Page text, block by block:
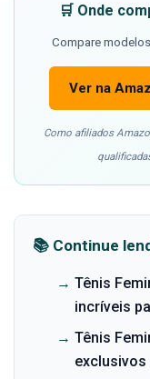
🛒 Onde
Compare
Ver na
Como afiliados
📚 Continue
→ Tênis
incríveis
→ Tênis
exclusivos